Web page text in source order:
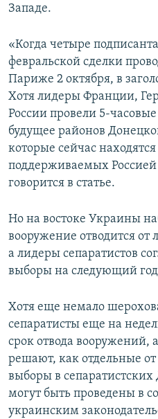
Западе.
«Когда четыре
февральской сделки
Париже 2 октября, в
Хотя лидеры Франции,
России провели 5-
будущее районов
которые сейчас
поддерживаемых Россией
говорится в статье.
Но на востоке Украины
вооружение отводится
а лидеры сепаратистов
выборы на следующий
Хотя еще немало
сепаратисты еще на
срок отвода вооружений,
решают, как отдельные
выборы в
могут быть проведены в
украинским